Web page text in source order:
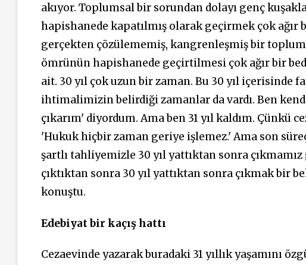
akıyor. Toplumsal bir sorundan dolayı genç
hapishanede kapatılmış olarak geçirmek çok ağır
gerçekten çözülememiş, kangrenleşmiş bir
ömrünün hapishanede geçirtilmesi çok ağır bir
ait. 30 yıl çok uzun bir zaman. Bu 30 yıl içerisinde
ihtimalimizin belirdiği zamanlar da vardı. Ben
çıkarım' diyordum. Ama ben 31 yıl kaldım. Çünkü
'Hukuk hiçbir zaman geriye işlemez.' Ama son
şartlı tahliyemizle 30 yıl yattıktan sonra
çıktıktan sonra 30 yıl yattıktan sonra çıkmak bir
konuştu.
Edebiyat bir kaçış hattı
Cezaevinde yazarak buradaki 31 yıllık yaşamını